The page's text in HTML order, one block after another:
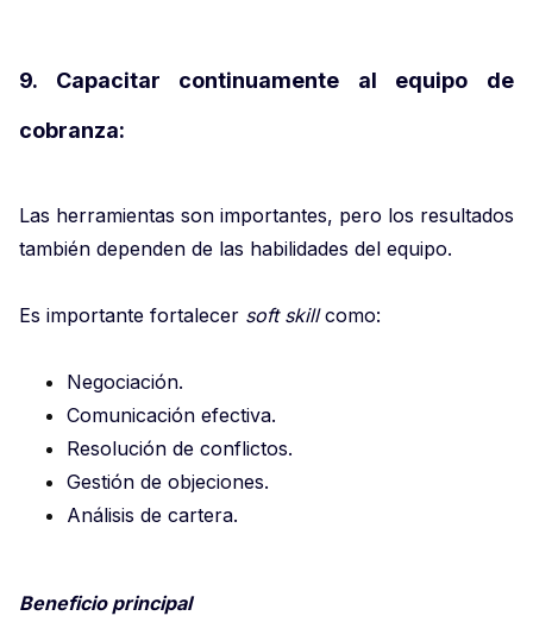
9. Capacitar continuamente al equipo de
cobranza:
Las herramientas son importantes, pero los resultados
también dependen de las habilidades del equipo.
Es importante fortalecer soft skillcomo:
Negociación.
Comunicación efectiva.
Resolución de conflictos.
Gestión de objeciones.
Análisis de cartera.
Beneficio principal